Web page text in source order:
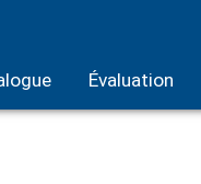
Évaluation